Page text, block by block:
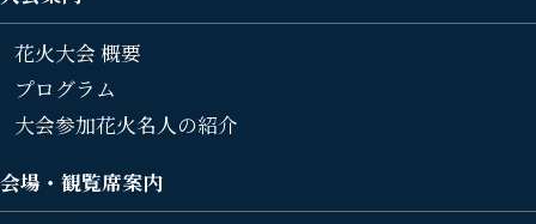
花火大会 概要
プログラム
大会参加花火名人の紹介
会場・観覧席案内